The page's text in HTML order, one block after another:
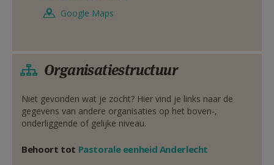
Google Maps
Organisatiestructuur
Niet gevonden wat je zocht? Hier vind je links naar de
gegevens van andere organisaties op het boven-,
onderliggende of gelijke niveau.
Behoort tot Pastorale eenheid Anderlecht